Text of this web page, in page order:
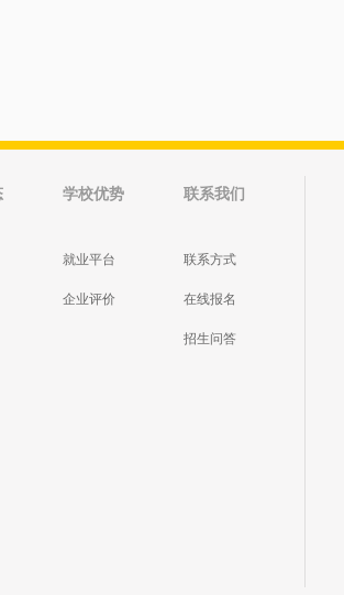
学校优势
就业平台
企业评价
联系我们
联系方式
在线报名
招生问答